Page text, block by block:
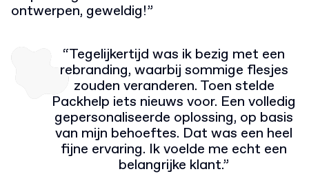
ontwerpen, geweldig!”
“Tegelijkertijd was ik bezig met een
rebranding, waarbij sommige flesjes
zouden veranderen. Toen stelde
Packhelp iets nieuws voor. Een volledig
gepersonaliseerde oplossing, op basis
van mijn behoeftes. Dat was een heel
fijne ervaring. Ik voelde me echt een
belangrijke klant.”